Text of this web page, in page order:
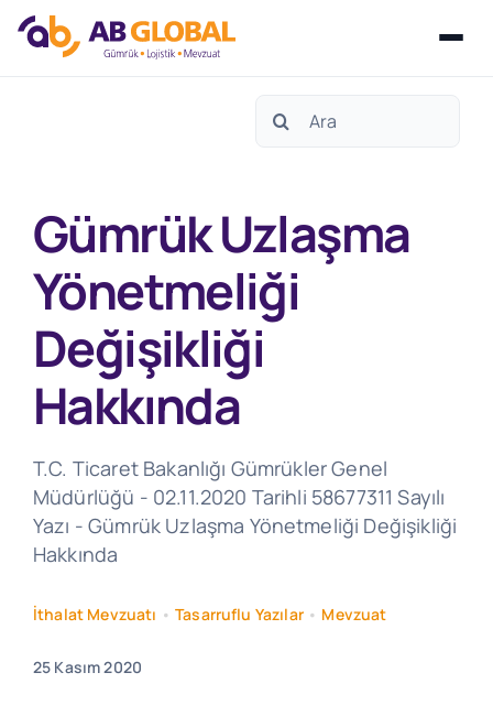
Search
Gümrük Uzlaşma
Yönetmeliği
Değişikliği
Hakkında
T.C. Ticaret Bakanlığı Gümrükler Genel
Müdürlüğü - 02.11.2020 Tarihli 58677311 Sayılı
Yazı - Gümrük Uzlaşma Yönetmeliği Değişikliği
Hakkında
İthalat Mevzuatı •Tasarruflu Yazılar• Mevzuat
25 Kasım 2020